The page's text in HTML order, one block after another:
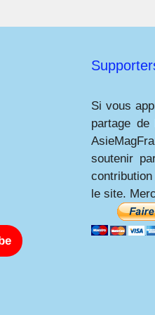
Si vous
partage de
soutenir
le site.